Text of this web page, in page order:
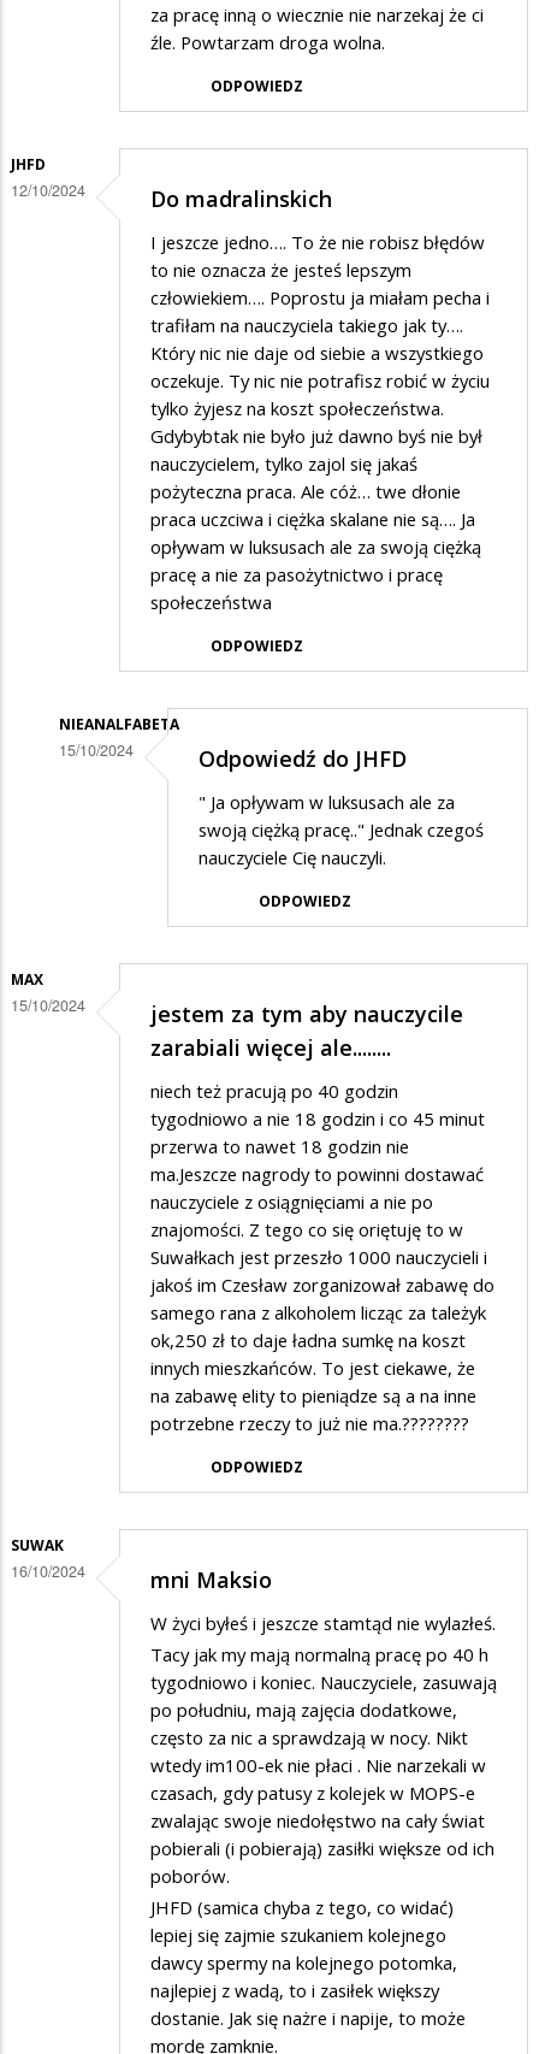
za pracę inną o wiecznie nie narzekaj że ci
źle. Powtarzam droga wolna.
ODPOWIEDZ
JHFD
12/10/2024 Do madralinskich
I jeszcze jedno…. To że nie robisz błędów
to nie oznacza że jesteś lepszym
człowiekiem…. Poprostu ja miałam pecha i
trafiłam na nauczyciela takiego jak ty….
Który nic nie daje od siebie a wszystkiego
oczekuje. Ty nic nie potrafisz robić w życiu
tylko żyjesz na koszt społeczeństwa.
Gdybybtak nie było już dawno byś nie był
nauczycielem, tylko zajol się jakaś
pożyteczna praca. Ale cóż… twe dłonie
praca uczciwa i ciężka skalane nie są…. Ja
opływam w luksusach ale za swoją ciężką
pracę a nie za pasożytnictwo i pracę
społeczeństwa
ODPOWIEDZ
NIEANALFABETA
15/10/2024
odpowiedzi
Do
madralinskich
Odpowiedź do JHFD
" Ja opływam w luksusach ale za
swoją ciężką pracę.." Jednak czegoś
nauczyciele Cię nauczyli.
ODPOWIEDZ
MAX
15/10/2024
jestem za tym aby nauczycile
zarabiali więcej ale........
niech też pracują po 40 godzin
tygodniowo a nie 18 godzin i co 45 minut
przerwa to nawet 18 godzin nie
ma.Jeszcze nagrody to powinni dostawać
nauczyciele z osiągnięciami a nie po
znajomości. Z tego co się oriętuję to w
Suwałkach jest przeszło 1000 nauczycieli i
jakoś im Czesław zorganizował zabawę do
samego rana z alkoholem licząc za tależyk
ok,250 zł to daje ładna sumkę na koszt
innych mieszkańców. To jest ciekawe, że
na zabawę elity to pieniądze są a na inne
potrzebne rzeczy to już nie ma.????????
ODPOWIEDZ
SUWAK
16/10/2024 mni Maksio
W życi byłeś i jeszcze stamtąd nie wylazłeś.
Tacy jak my mają normalną pracę po 40 h
tygodniowo i koniec. Nauczyciele, zasuwają
po południu, mają zajęcia dodatkowe,
często za nic a sprawdzają w nocy. Nikt
wtedy im100-ek nie płaci . Nie narzekali w
czasach, gdy patusy z kolejek w MOPS-e
zwalając swoje niedołęstwo na cały świat
pobierali (i pobierają) zasiłki większe od ich
poborów.
JHFD (samica chyba z tego, co widać)
lepiej się zajmie szukaniem kolejnego
dawcy spermy na kolejnego potomka,
najlepiej z wadą, to i zasiłek większy
dostanie. Jak się nażre i napije, to może
mordę zamknie.